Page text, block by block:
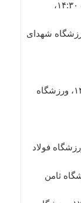
* نفت تهران – سیاه جامگان مشهد – ساعت ۱۴:۳۰،
تراکتورسازی – ساعت ۱۴:۳۰، ورزشگاه شهدای
* گسترش فولاد تبریز- صبای قم-ساعت ۱۴:۳۰، ورزشگاه
استقلال تهران- ساعت ۱۴:۳۰، ورزشگاه فولاد
ساعت ۱۴:۳۰، ورزشگاه ثامن